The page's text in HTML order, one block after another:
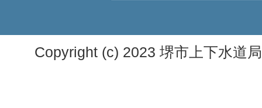
Copyright (c) 2023 堺市上下水道